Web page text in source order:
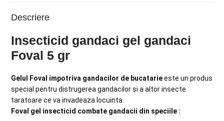
Descriere
Insecticid gandaci gel gandaci
Foval 5 gr
Gelul Foval impotriva gandacilor de bucatarieeste un produs
special pentru distrugerea gandacilor si a altor insecte
taratoare ce va invadeaza locuinta.
Foval gel insecticid combate gandacii din speciile :